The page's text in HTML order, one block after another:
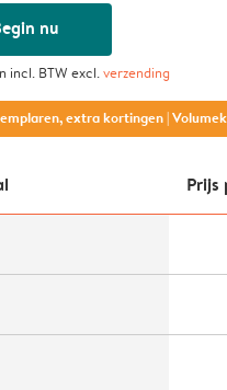
nu
incl. BTW excl.verzending
extra kortingen|
Prijs